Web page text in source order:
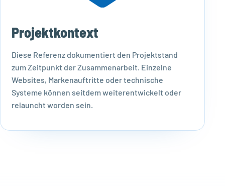
Projektkontext
Diese Referenz dokumentiert den Projektstand
zum Zeitpunkt der Zusammenarbeit. Einzelne
Websites, Markenauftritte oder technische
Systeme können seitdem weiterentwickelt oder
relauncht worden sein.